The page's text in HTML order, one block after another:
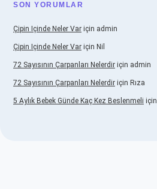
SON YORUMLAR
Çipin Içinde Neler Var için admin
Çipin Içinde Neler Var için Nil
72 Sayısının Çarpanları Nelerdir için admin
72 Sayısının Çarpanları Nelerdir için Rıza
5 Aylık Bebek Günde Kaç Kez Beslenmeli için